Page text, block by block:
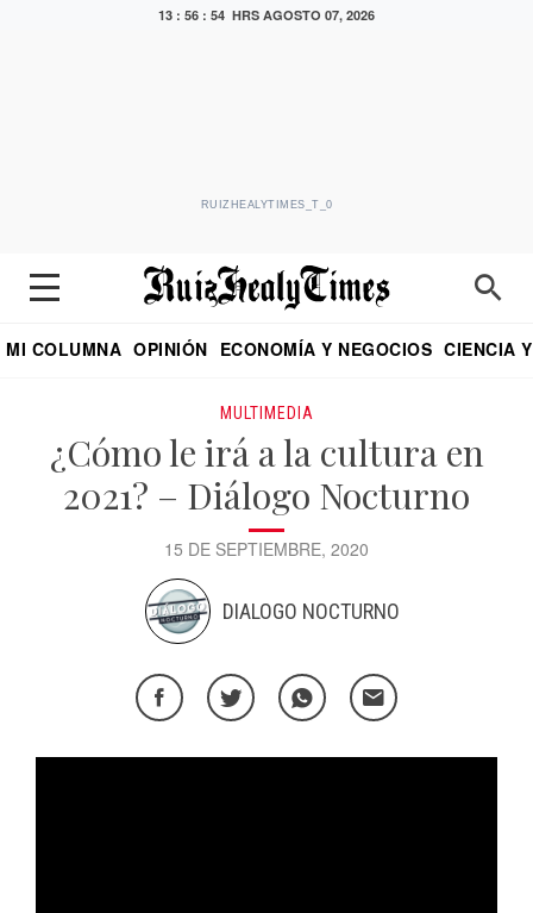
13 : 56 : 54 HRS AGOSTO 07, 2026
RUIZHEALYTIMES_T_0
MI COLUMNA OPINIÓN ECONOMÍA Y NEGOCIOS CIENCIA
MULTIMEDIA
¿Cómo le irá a la cultura en
2021? – Diálogo Nocturno
15 DE SEPTIEMBRE, 2020
DIALOGO NOCTURNO